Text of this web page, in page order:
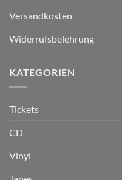
Versandkosten
Widerrufsbelehrung
KATEGORIEN
Tickets
CD
Vinyl